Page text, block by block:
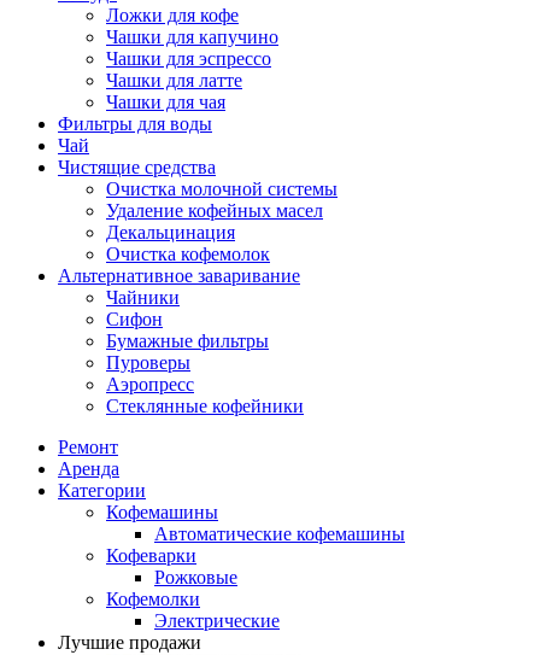
Ложки для кофе
Чашки для капучино
Чашки для эспрессо
Чашки для латте
Чашки для чая
Фильтры для воды
Чай
Чистящие средства
Очистка молочной системы
Удаление кофейных масел
Декальцинация
Очистка кофемолок
Альтернативное заваривание
Чайники
Сифон
Бумажные фильтры
Пуроверы
Аэропресс
Стеклянные кофейники
Ремонт
Аренда
Категории
Кофемашины
Автоматические кофемашины
Кофеварки
Рожковые
Кофемолки
Электрические
Лучшие продажи